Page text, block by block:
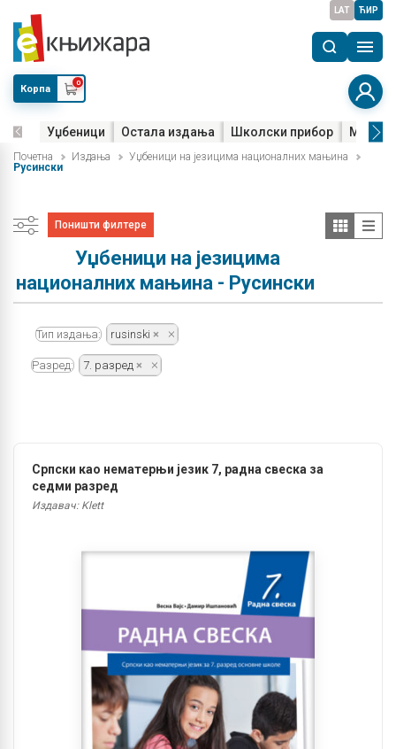
LAT ЋИР
Корпа
0
Уџбеници Остала издања Школски прибор Мала
Почетна Издања
Уџбеници на језицима националних мањина
Русински
Поништи филтере
Уџбеници на језицима
националних мањина - Русински
Тип издања: rusinski
Разред: 7. разред
Српски као нематерњи језик 7, радна свеска за
седми разред
Издавач: Klett